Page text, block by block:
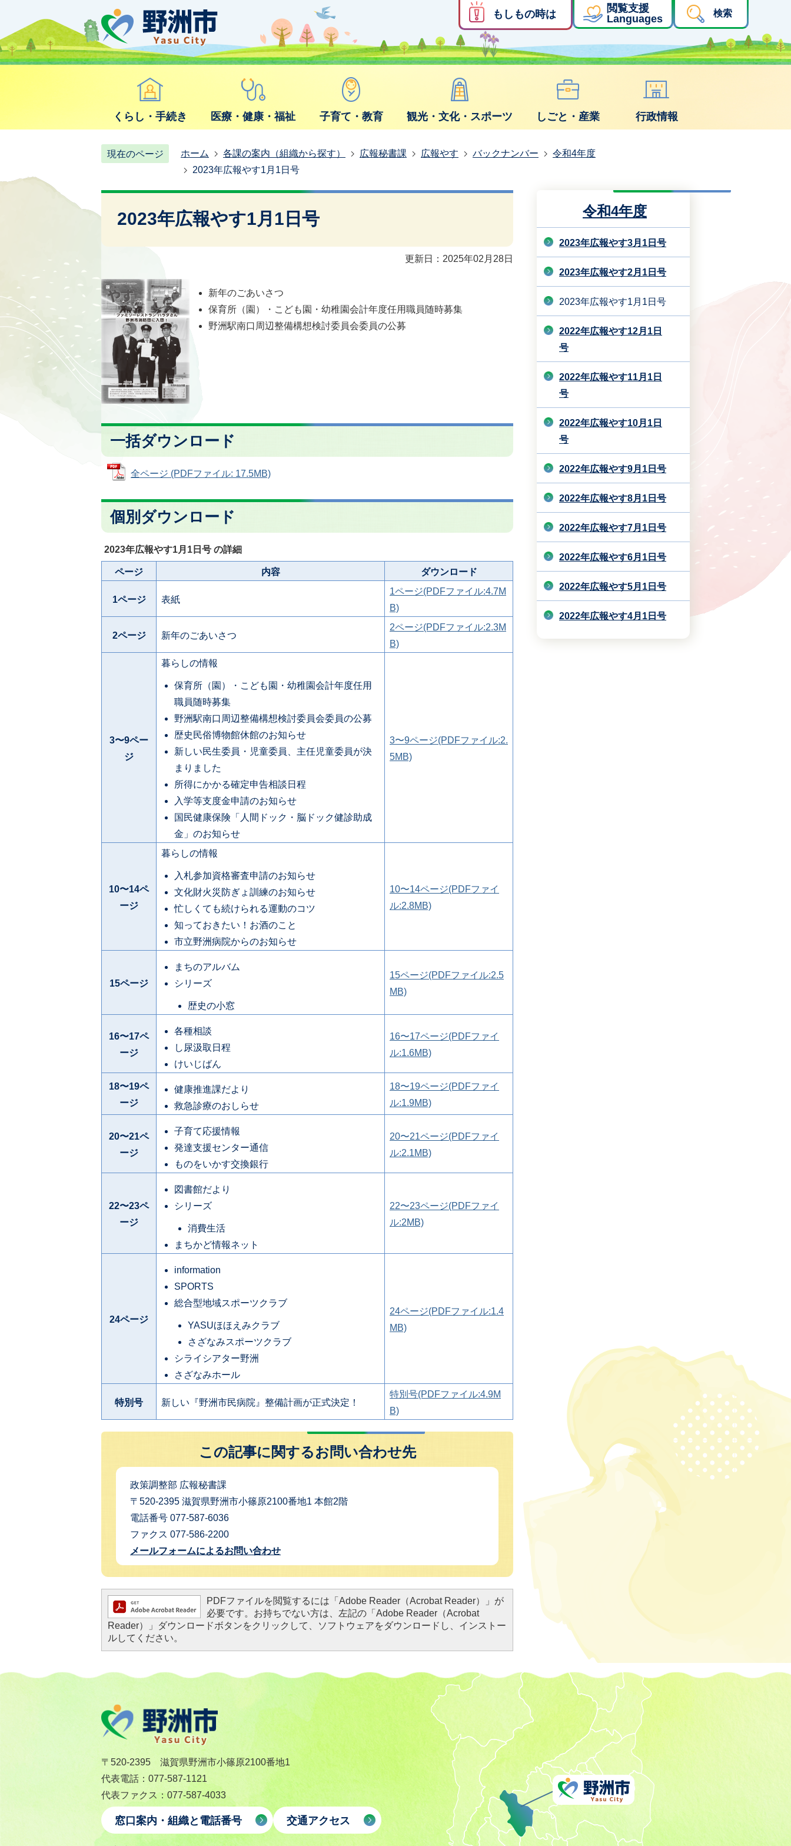
もしもの時は
閲覧支援
Languages
検索
くらし・手続き 医療・健康・福祉 子育て・教育 観光・文化・スポーツ しごと・産業 行政情報
現在のページ ホーム 各課の案内（組織から探す） 広報秘書課 広報やす バックナンバー
令和4年度
2023年広報やす1月1日号
2023年広報やす1月1日号
更新日：2025年02月28日
新年のごあいさつ
保育所（園）・こども園・幼稚園会計年度任用職員随時募集
野洲駅南口周辺整備構想検討委員会委員の公募
一括ダウンロード
全ページ (PDFファイル: 17.5MB)
個別ダウンロード
2023年広報やす1月1日号 の詳細
ページ 内容 ダウンロード
1ページ 表紙
1ページ(PDFファイル:4.7M
B)
2ページ 新年のごあいさつ
2ページ(PDFファイル:2.3M
B)
3〜9ペー
ジ
暮らしの情報
保育所（園）・こども園・幼稚園会計年度任用
職員随時募集
野洲駅南口周辺整備構想検討委員会委員の公募
歴史民俗博物館休館のお知らせ
新しい民生委員・児童委員、主任児童委員が決
まりました
所得にかかる確定申告相談日程
入学等支度金申請のお知らせ
国民健康保険「人間ドック・脳ドック健診助成
金」のお知らせ
3〜9ページ(PDFファイル:2.
5MB)
10〜14ペ
ージ
暮らしの情報
入札参加資格審査申請のお知らせ
文化財火災防ぎょ訓練のお知らせ
忙しくても続けられる運動のコツ
知っておきたい！お酒のこと
市立野洲病院からのお知らせ
10〜14ページ(PDFファイ
ル:2.8MB)
15ページ
まちのアルバム
シリーズ
歴史の小窓
15ページ(PDFファイル:2.5
MB)
16〜17ペ
ージ
各種相談
し尿汲取日程
けいじばん
16〜17ページ(PDFファイ
ル:1.6MB)
18〜19ペ
ージ
健康推進課だより
救急診療のおしらせ
18〜19ページ(PDFファイ
ル:1.9MB)
20〜21ペ
ージ
子育て応援情報
発達支援センター通信
ものをいかす交換銀行
20〜21ページ(PDFファイ
ル:2.1MB)
22〜23ペ
ージ
図書館だより
シリーズ
消費生活
まちかど情報ネット
22〜23ページ(PDFファイ
ル:2MB)
24ページ
information
SPORTS
総合型地域スポーツクラブ
YASUほほえみクラブ
さざなみスポーツクラブ
シライシアター野洲
さざなみホール
24ページ(PDFファイル:1.4
MB)
特別号 新しい『野洲市民病院』整備計画が正式決定！
特別号(PDFファイル:4.9M
B)
この記事に関するお問い合わせ先
政策調整部 広報秘書課
〒520-2395 滋賀県野洲市小篠原2100番地1 本館2階
電話番号 077-587-6036
ファクス 077-586-2200
メールフォームによるお問い合わせ
PDFファイルを閲覧するには「Adobe Reader（Acrobat Reader）」が
必要です。お持ちでない方は、左記の「Adobe Reader（Acrobat
Reader）」ダウンロードボタンをクリックして、ソフトウェアをダウンロードし、インストー
ルしてください。
令和4年度
2023年広報やす3月1日号
2023年広報やす2月1日号
2023年広報やす1月1日号
2022年広報やす12月1日
号
2022年広報やす11月1日
号
2022年広報やす10月1日
号
2022年広報やす9月1日号
2022年広報やす8月1日号
2022年広報やす7月1日号
2022年広報やす6月1日号
2022年広報やす5月1日号
2022年広報やす4月1日号
〒520-2395 滋賀県野洲市小篠原2100番地1
代表電話：077-587-1121
代表ファクス：077-587-4033
窓口案内・組織と電話番号 交通アクセス